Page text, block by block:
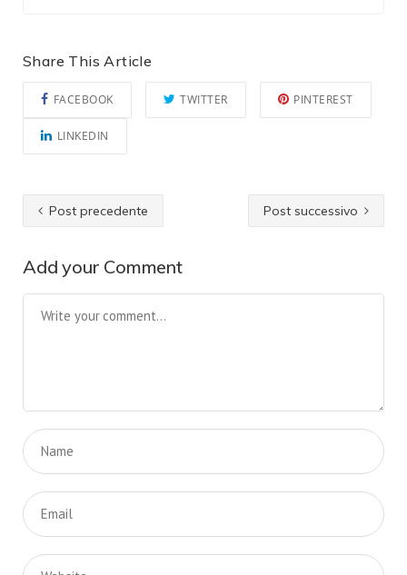
Share This Article
FACEBOOK TWITTER PINTEREST
LINKEDIN
Post precedente Post successivo
Add your Comment